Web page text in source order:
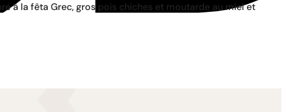
à la fêta Grec, gros pois chiches et moutarde au miel et